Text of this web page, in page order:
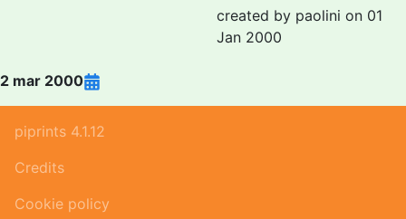
created by paolini on 01
Jan 2000
2 mar 2000
piprints 4.1.12
Credits
Cookie policy